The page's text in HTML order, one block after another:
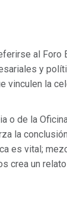
al Foro
y
vinculen la
o de la
la
es vital;
crea un